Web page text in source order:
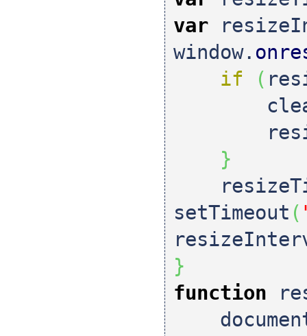
var
window.
if
(
}
setTimeout (
}
function